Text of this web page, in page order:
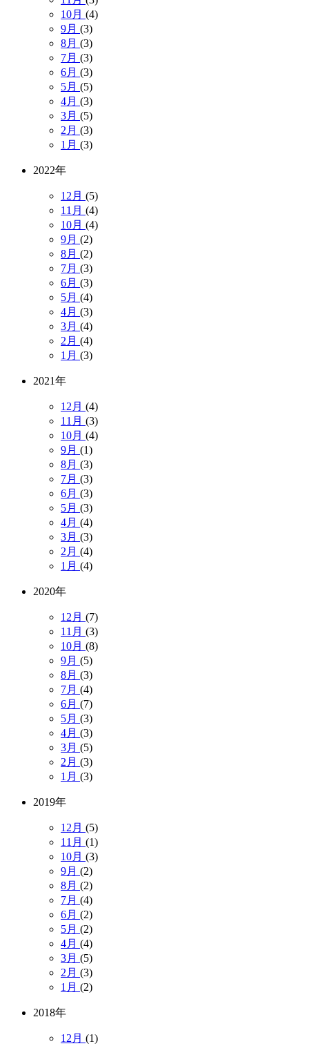
10月 (4)
9月 (3)
8月 (3)
7月 (3)
6月 (3)
5月 (5)
4月 (3)
3月 (5)
2月 (3)
1月 (3)
2022年
12月 (5)
11月 (4)
10月 (4)
9月 (2)
8月 (2)
7月 (3)
6月 (3)
5月 (4)
4月 (3)
3月 (4)
2月 (4)
1月 (3)
2021年
12月 (4)
11月 (3)
10月 (4)
9月 (1)
8月 (3)
7月 (3)
6月 (3)
5月 (3)
4月 (4)
3月 (3)
2月 (4)
1月 (4)
2020年
12月 (7)
11月 (3)
10月 (8)
9月 (5)
8月 (3)
7月 (4)
6月 (7)
5月 (3)
4月 (3)
3月 (5)
2月 (3)
1月 (3)
2019年
12月 (5)
11月 (1)
10月 (3)
9月 (2)
8月 (2)
7月 (4)
6月 (2)
5月 (2)
4月 (4)
3月 (5)
2月 (3)
1月 (2)
2018年
12月 (1)